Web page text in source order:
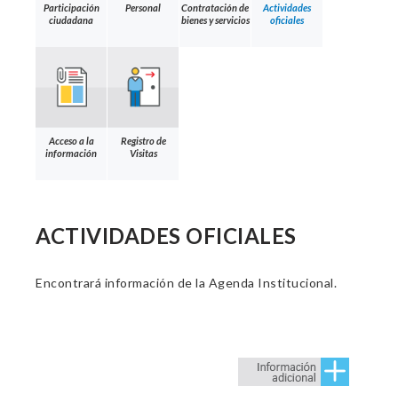
Participación
ciudadana
Personal
Contratación de
bienes y servicios
Actividades
oficiales
Acceso a la
información
Registro de
Visitas
ACTIVIDADES OFICIALES
Encontrará información de la Agenda Institucional.